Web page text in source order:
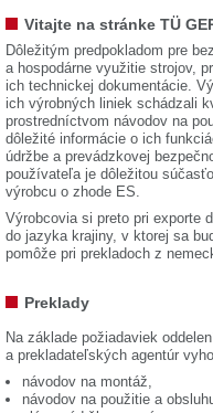
Vitajte na stránke TÜ
Dôležitým predpokladom pre
a hospodárne využitie strojov,
ich technickej dokumentácie.
ich výrobných liniek schádzali
prostredníctvom návodov na
dôležité informácie o ich
údržbe a prevádzkovej
používateľa je dôležitou
výrobcu o zhode ES.
Výrobcovia si preto pri exporte
do jazyka krajiny, v ktorej sa
pomôže pri prekladoch z
Preklady
Na základe požiadaviek
a prekladateľských agentúr
návodov na montáž,
návodov na použitie a